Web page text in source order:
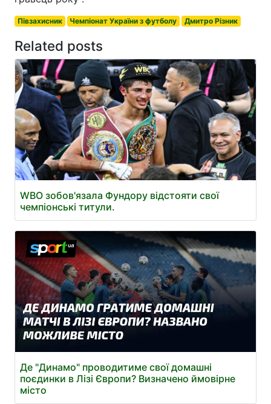
Півзахисник Чемпіонат України з футболу Дмитро Різник
Related posts
WBO зобов'язала Фундору відстояти свої
чемпіонські титули.
Де "Динамо" проводитиме свої домашні
поєдинки в Лізі Європи? Визначено ймовірне
місто